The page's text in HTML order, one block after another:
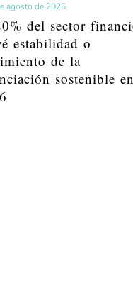
agosto de 2026
del sector
estabilidad o
de la
sostenible en